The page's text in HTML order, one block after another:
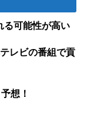
る可能性が高い
レビの番組で貢
想！